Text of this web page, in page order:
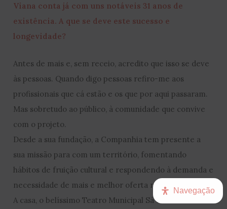
Viana conta já com uns notáveis 31 anos de
existência. A que se deve este sucesso e
longevidade?
Antes de mais e, sem receio, acredito que isso se deve
às pessoas. Quando digo pessoas refiro-me aos
profissionais que cá estão e os que por aqui passaram.
Mas sobretudo ao público, à comunidade que convive
com o projeto.
Desde a sua fundação, a Companhia tem presente a
sua missão para com um território, fomentando
hábitos de fruição cultural e respondendo à demanda e
necessidade de mais e melhor oferta no setor.
A casa, o belíssimo Teatro Municipal Sá de Miranda
Navegação